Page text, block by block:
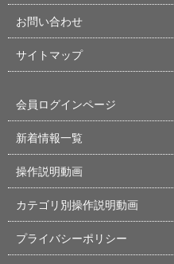
お問い合わせ
サイトマップ
会員ログインページ
新着情報一覧
操作説明動画
カテゴリ別操作説明動画
プライバシーポリシー